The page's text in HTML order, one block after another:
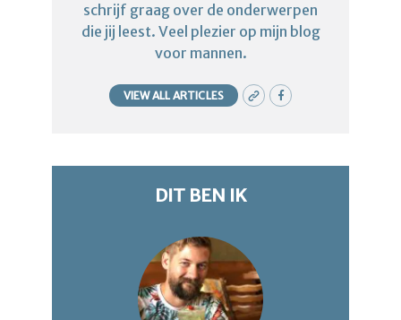
schrijf graag over de onderwerpen
die jij leest. Veel plezier op mijn blog
voor mannen.
VIEW ALL ARTICLES
DIT BEN IK